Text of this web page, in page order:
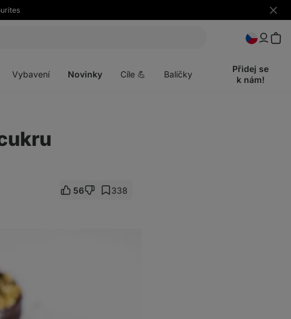
Skrýt
Vybavení Novinky Cíle 💪 Balíčky
Přidej se
k nám!
56 338